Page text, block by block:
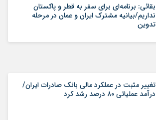
بقائی: برنامه‌ای برای سفر به قطر و پاکستان
نداریم/بیانیه مشترک ایران و عمان در مرحله
تدوین
تغییر مثبت در عملکرد مالی بانک صادرات ایران/
درآمد عملیاتی ۸۰ درصد رشد کرد